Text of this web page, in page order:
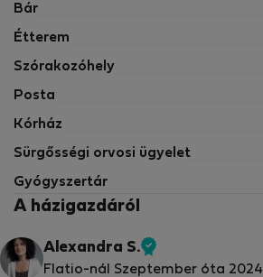
Bár
Étterem
Szórakozóhely
Posta
Kórház
Sürgősségi orvosi ügyelet
Gyógyszertár
A házigazdáról
Alexandra S.
Ellenőrzött
Flatio-nál Szeptember óta 2024